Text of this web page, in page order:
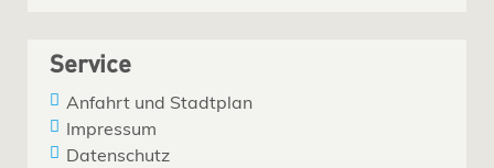
Service
Anfahrt und Stadtplan
Impressum
Datenschutz